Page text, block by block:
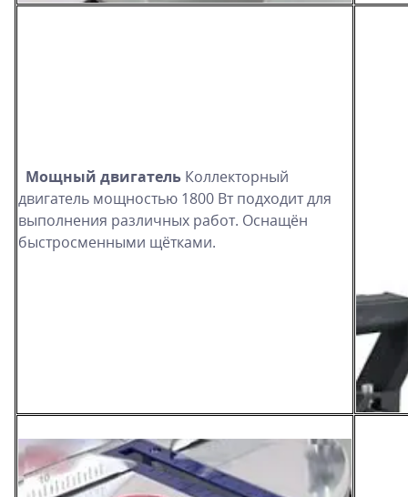
Мощный двигатель Коллекторный
двигатель мощностью 1800 Вт подходит для
выполнения различных работ. Оснащён
быстросменными щётками.